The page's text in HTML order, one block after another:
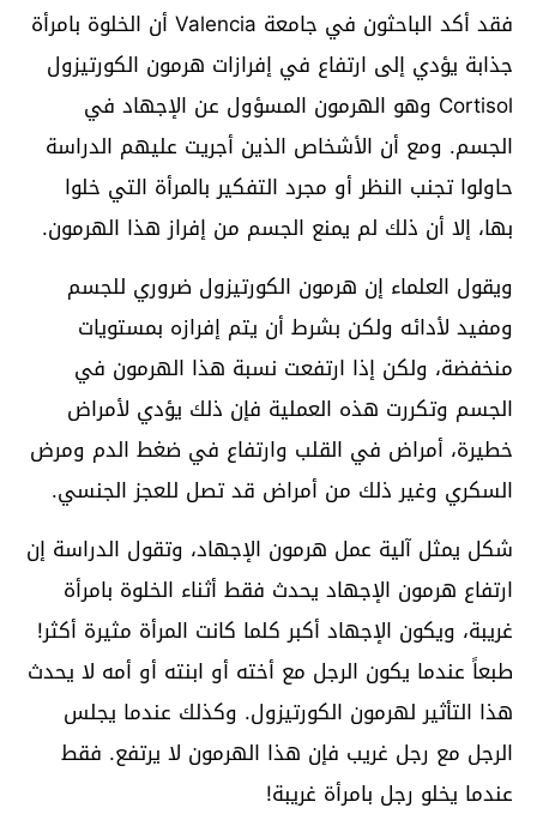
فقد أكد الباحثون في جامعة Valencia أن الخلوة بامرأة
جذابة يؤدي إلى ارتفاع في إفرازات هرمون الكورتيزول
Cortisol وهو الهرمون المسؤول عن الإجهاد في
الجسم. ومع أن الأشخاص الذين أجريت عليهم الدراسة
حاولوا تجنب النظر أو مجرد التفكير بالمرأة التي خلوا
بها، إلا أن ذلك لم يمنع الجسم من إفراز هذا الهرمون.
ويقول العلماء إن هرمون الكورتيزول ضروري للجسم
ومفيد لأدائه ولكن بشرط أن يتم إفرازه بمستويات
منخفضة، ولكن إذا ارتفعت نسبة هذا الهرمون في
الجسم وتكررت هذه العملية فإن ذلك يؤدي لأمراض
خطيرة، أمراض في القلب وارتفاع في ضغط الدم ومرض
السكري وغير ذلك من أمراض قد تصل للعجز الجنسي.
شكل يمثل آلية عمل هرمون الإجهاد، وتقول الدراسة إن
ارتفاع هرمون الإجهاد يحدث فقط أثناء الخلوة بامرأة
غريبة، ويكون الإجهاد أكبر كلما كانت المرأة مثيرة أكثر!
طبعاً عندما يكون الرجل مع أخته أو ابنته أو أمه لا يحدث
هذا التأثير لهرمون الكورتيزول. وكذلك عندما يجلس
الرجل مع رجل غريب فإن هذا الهرمون لا يرتفع. فقط
عندما يخلو رجل بامرأة غريبة!